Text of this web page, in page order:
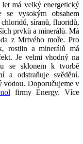
má velký energetický
se vysokým obsahem
síranů, fluoridů,
prvků a minerálů. Má
z Mrtvého moře. Pro
rostlin a minerálů má
Je velmi vhodný na
se sklonem k tvorbě
a odstraňuje svědění.
vodou. Doporučujeme v
firmy Energy. Více